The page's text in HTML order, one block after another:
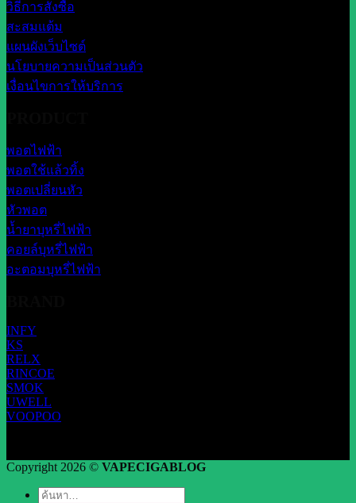
วิธีการสั่งซื้อ
สะสมแต้ม
แผนผังเว็บไซต์
นโยบายความเป็นส่วนตัว
เงื่อนไขการให้บริการ
พอตไฟฟ้า
พอตใช้แล้วทิ้ง
พอตเปลี่ยนหัว
หัวพอต
น้ำยาบุหรี่ไฟฟ้า
คอยล์บุหรี่ไฟฟ้า
อะตอมบุหรี่ไฟฟ้า
INFY
KS
RELX
RINCOE
SMOK
UWELL
VOOPOO
Copyright 2026 © VAPECIGABLOG
ค้นหา: